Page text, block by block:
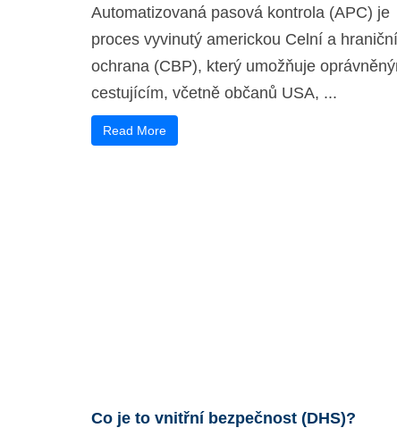
Automatizovaná pasová kontrola (APC) je
proces vyvinutý americkou Celní a hraniční
ochrana (CBP), který umožňuje
cestujícím, včetně občanů USA, ...
Read More
Co je to vnitřní bezpečnost (DHS)?